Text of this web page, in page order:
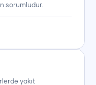
sorumludur.
yakıt